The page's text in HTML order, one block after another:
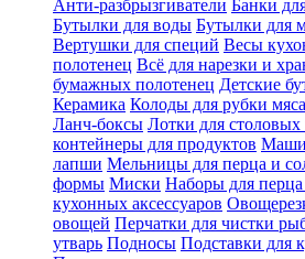
Анти-разбрызгиватели Банки
Бутылки для воды Бутылки для
Вертушки для специй Весы
полотенец Всё для нарезки и
бумажных полотенец Детские
Керамика Колоды для рубки мяса
Ланч-боксы Лотки для столовых
контейнеры для продуктов
лапши Мельницы для перца и
формы Миски Наборы для
кухонных аксессуаров
овощей Перчатки для чистки
утварь Подносы Подставки для